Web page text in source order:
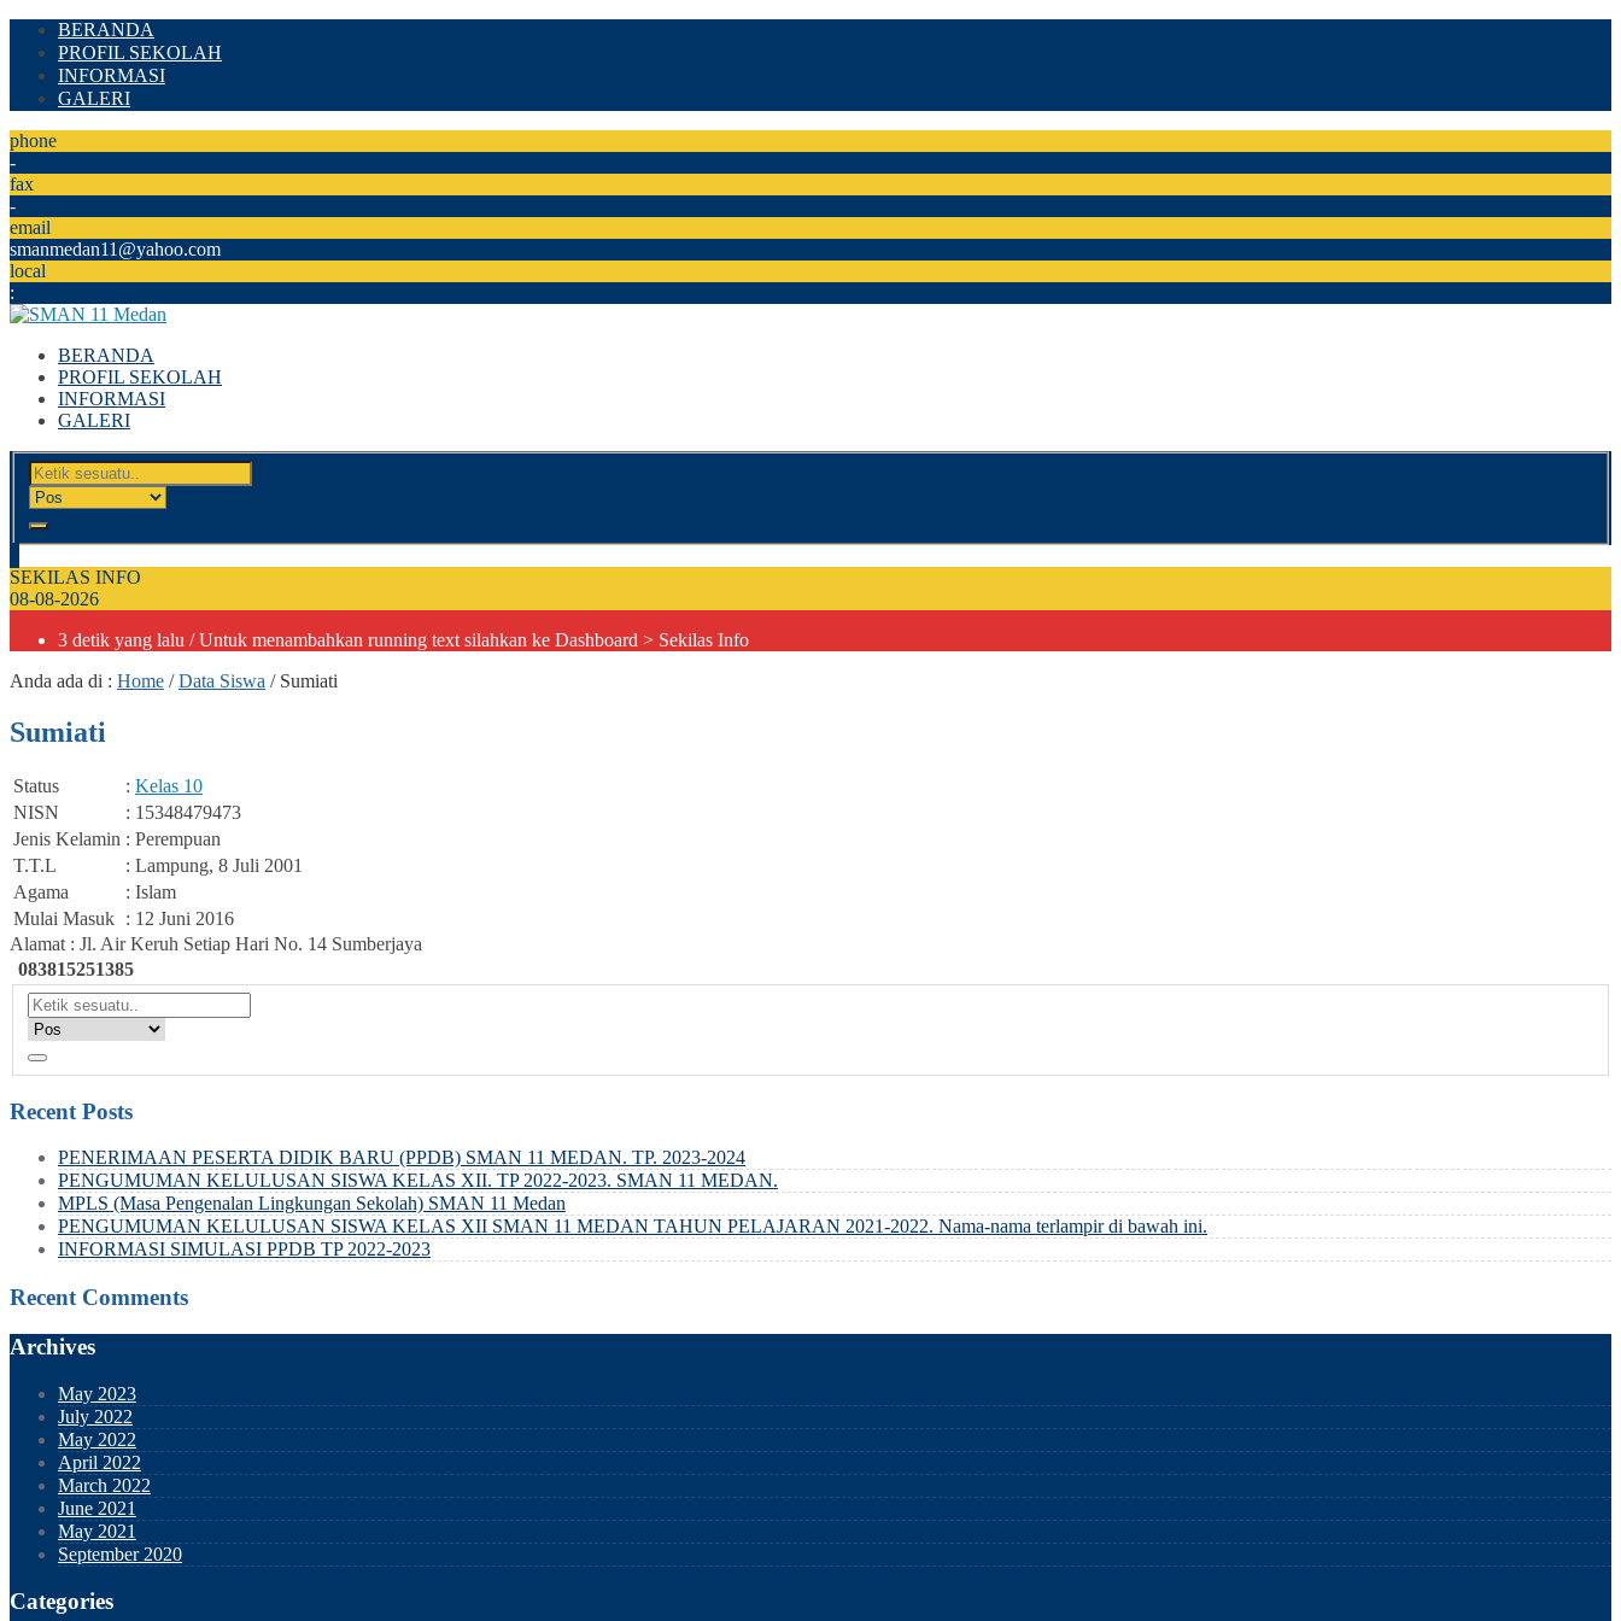
BERANDA
PROFIL SEKOLAH
INFORMASI
GALERI
phone
-
fax
-
email
smanmedan11@yahoo.com
local
:
BERANDA
PROFIL SEKOLAH
INFORMASI
GALERI
SEKILAS INFO
08-08-2026
3 detik yang lalu / Untuk menambahkan running text silahkan ke Dashboard > Sekilas Info
Anda ada di : Home /Data Siswa / Sumiati
Sumiati
Status : Kelas 10
NISN
: 15348479473
Jenis Kelamin : Perempuan
T.T.L
: Lampung, 8 Juli 2001
Agama
: Islam
Mulai Masuk : 12 Juni 2016
Alamat : Jl. Air Keruh Setiap Hari No. 14 Sumberjaya
083815251385
Recent Posts
PENERIMAAN PESERTA DIDIK BARU (PPDB) SMAN 11 MEDAN. TP. 2023-2024
PENGUMUMAN KELULUSAN SISWA KELAS XII. TP 2022-2023. SMAN 11 MEDAN.
MPLS (Masa Pengenalan Lingkungan Sekolah) SMAN 11 Medan
PENGUMUMAN KELULUSAN SISWA KELAS XII SMAN 11 MEDAN TAHUN PELAJARAN 2021-2022. Nama-nama terlampir di bawah ini.
INFORMASI SIMULASI PPDB TP 2022-2023
Recent Comments
Archives
May 2023
July 2022
May 2022
April 2022
March 2022
June 2021
May 2021
September 2020
Categories